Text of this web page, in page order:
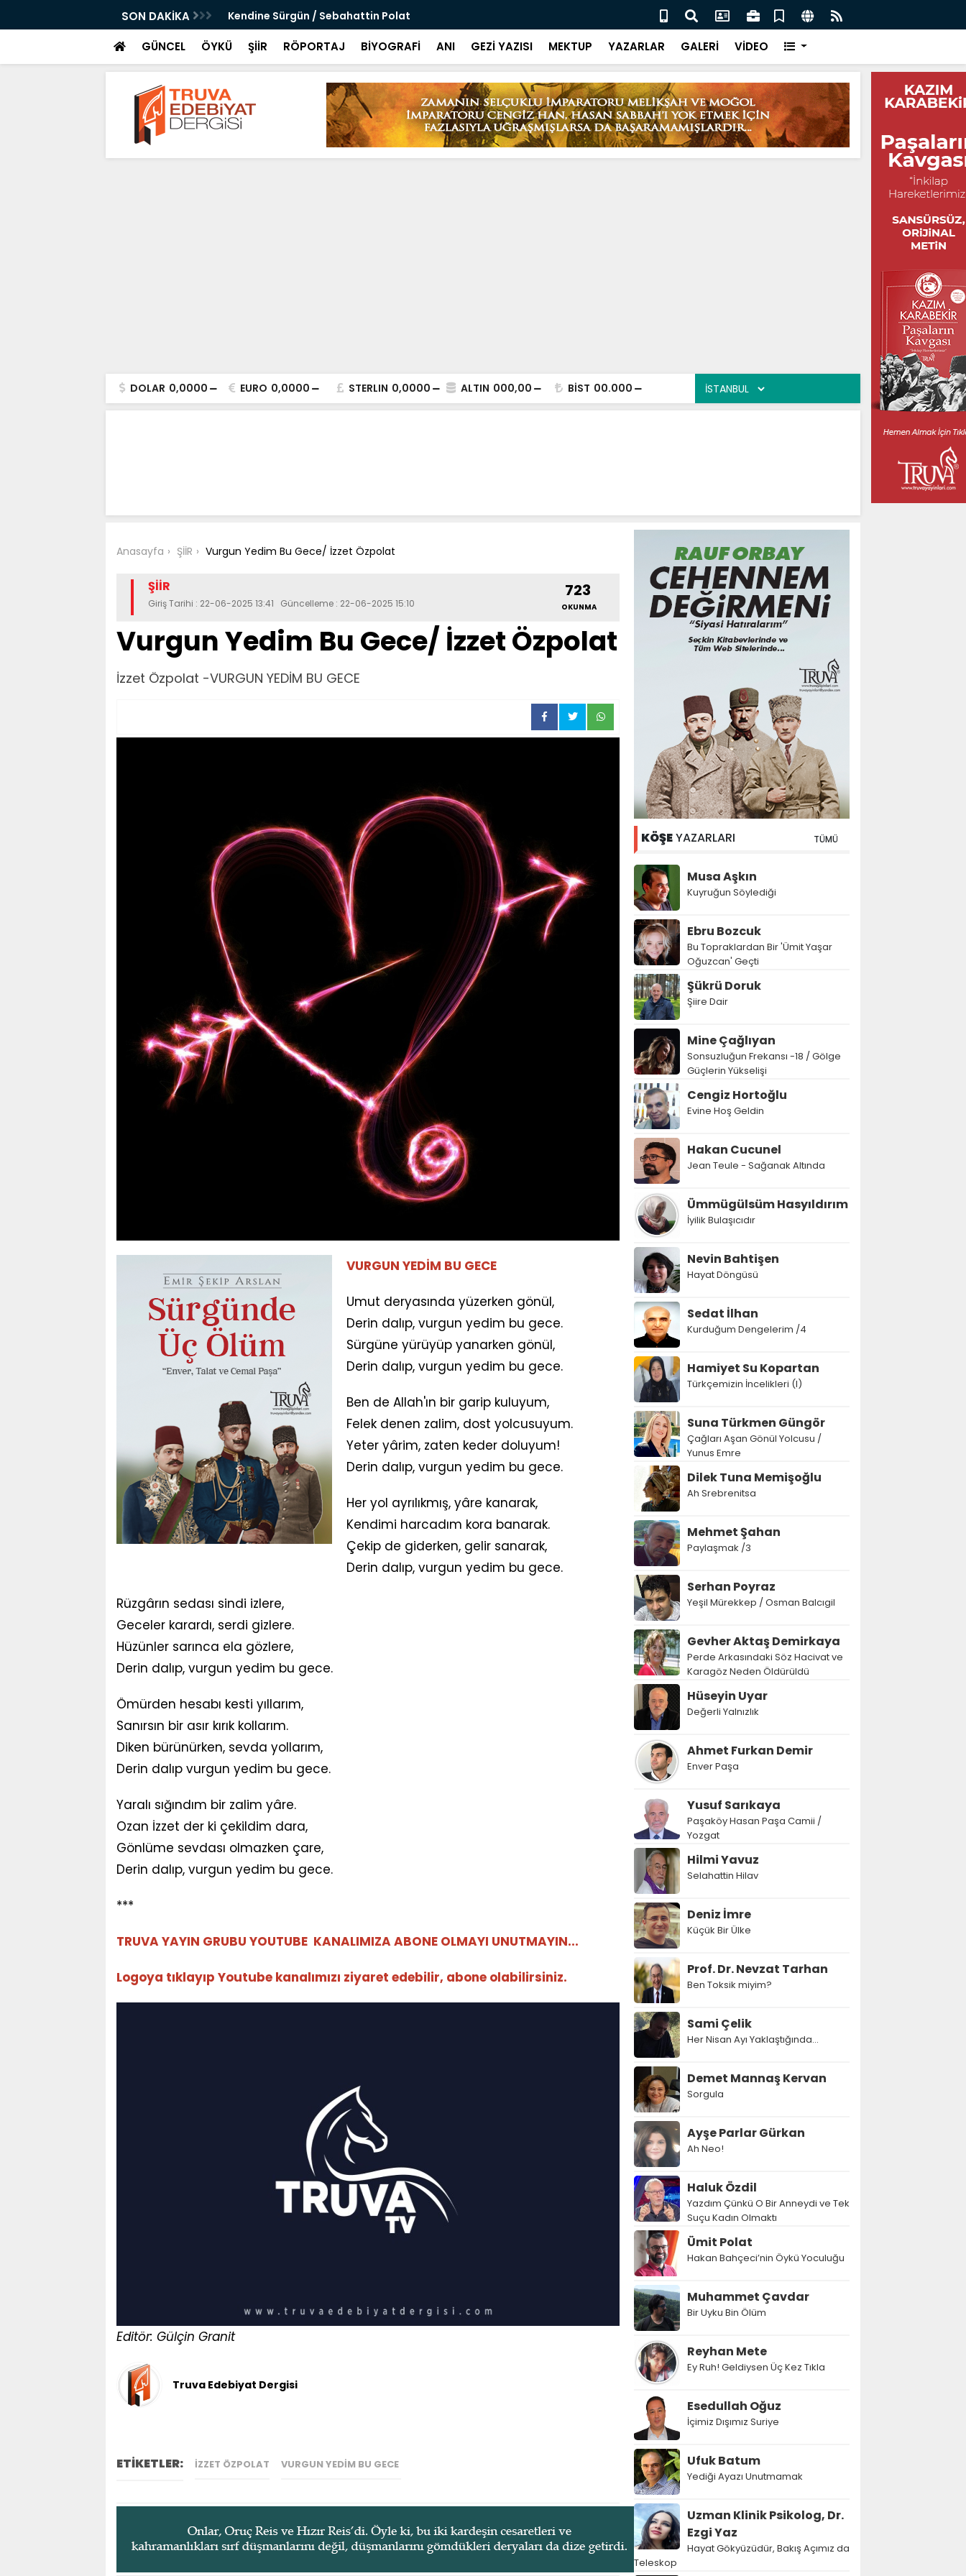
SON DAKİKA Kendine Sürgün / Sebahattin Polat Yoksun Diye / Ayhan Demirel
GÜNCEL ÖYKÜ ŞİİR RÖPORTAJ BİYOGRAFİ ANI GEZİ YAZISI MEKTUP YAZARLAR GALERİ VİDEO
DOLAR 0,0000 EURO 0,0000 STERLIN 0,0000 ALTIN 000,00 BİST 00.000
Anasayfa ŞİİR Vurgun Yedim Bu Gece/ İzzet Özpolat
ŞİİR
Giriş Tarihi : 22-06-2025 13:41 Güncelleme : 22-06-2025 15:10
723
OKUNMA
Vurgun Yedim Bu Gece/ İzzet Özpolat
İzzet Özpolat -VURGUN YEDİM BU GECE
VURGUN YEDİM BU GECE
Umut deryasında yüzerken gönül,
Derin dalıp, vurgun yedim bu gece.
Sürgüne yürüyüp yanarken gönül,
Derin dalıp, vurgun yedim bu gece.
Ben de Allah'ın bir garip kuluyum,
Felek denen zalim, dost yolcusuyum.
Yeter yârim, zaten keder doluyum!
Derin dalıp, vurgun yedim bu gece.
Her yol ayrılıkmış, yâre kanarak,
Kendimi harcadım kora banarak.
Çekip de giderken, gelir sanarak,
Derin dalıp, vurgun yedim bu gece.
Rüzgârın sedası sindi izlere,
Geceler karardı, serdi gizlere.
Hüzünler sarınca ela gözlere,
Derin dalıp, vurgun yedim bu gece.
Ömürden hesabı kesti yıllarım,
Sanırsın bir asır kırık kollarım.
Diken bürünürken, sevda yollarım,
Derin dalıp vurgun yedim bu gece.
Yaralı sığındım bir zalim yâre.
Ozan İzzet der ki çekildim dara,
Gönlüme sevdası olmazken çare,
Derin dalıp, vurgun yedim bu gece.
***
TRUVA YAYIN GRUBU YOUTUBE KANALIMIZA ABONE OLMAYI UNUTMAYIN...
Logoya tıklayıp Youtube kanalımızı ziyaret edebilir, abone olabilirsiniz.
Editör: Gülçin Granit
Truva Edebiyat Dergisi
ETİKETLER: İZZET ÖZPOLAT VURGUN YEDİM BU GECE
KÖŞEYAZARLARI TÜMÜ
Musa Aşkın
Kuyruğun Söylediği
Ebru Bozcuk
Bu Topraklardan Bir 'Ümit Yaşar
Oğuzcan' Geçti
Şükrü Doruk
Şiire Dair
Mine Çağlıyan
Sonsuzluğun Frekansı -18 / Gölge
Güçlerin Yükselişi
Cengiz Hortoğlu
Evine Hoş Geldin
Hakan Cucunel
Jean Teule - Sağanak Altında
Ümmügülsüm Hasyıldırım
İyilik Bulaşıcıdır
Nevin Bahtişen
Hayat Döngüsü
Sedat İlhan
Kurduğum Dengelerim /4
Hamiyet Su Kopartan
Türkçemizin İncelikleri (I)
Suna Türkmen Güngör
Çağları Aşan Gönül Yolcusu /
Yunus Emre
Dilek Tuna Memişoğlu
Ah Srebrenitsa
Mehmet Şahan
Paylaşmak /3
Serhan Poyraz
Yeşil Mürekkep / Osman Balcıgil
Gevher Aktaş Demirkaya
Perde Arkasındaki Söz Hacivat ve
Karagöz Neden Öldürüldü
Hüseyin Uyar
Değerli Yalnızlık
Ahmet Furkan Demir
Enver Paşa
Yusuf Sarıkaya
Paşaköy Hasan Paşa Camii /
Yozgat
Hilmi Yavuz
Selahattin Hilav
Deniz İmre
Küçük Bir Ülke
Prof. Dr. Nevzat Tarhan
Ben Toksik miyim?
Sami Çelik
Her Nisan Ayı Yaklaştığında...
Demet Mannaş Kervan
Sorgula
Ayşe Parlar Gürkan
Ah Neo!
Haluk Özdil
Yazdım Çünkü O Bir Anneydi ve Tek
Suçu Kadın Olmaktı
Ümit Polat
Hakan Bahçeci’nin Öykü Yoculuğu
Muhammet Çavdar
Bir Uyku Bin Ölüm
Reyhan Mete
Ey Ruh! Geldiysen Üç Kez Tıkla
Esedullah Oğuz
İçimiz Dışımız Suriye
Ufuk Batum
Yediği Ayazı Unutmamak
Uzman Klinik Psikolog, Dr.
Ezgi Yaz
Hayat Gökyüzüdür, Bakış Açımız da
Teleskop